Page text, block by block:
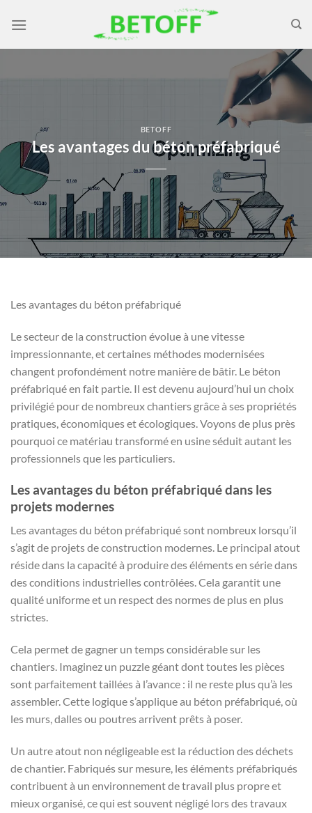
BETOFF
Les avantages du béton préfabriqué
Les avantages du béton préfabriqué
Le secteur de la construction évolue à une vitesse
impressionnante, et certaines méthodes modernisées
changent profondément notre manière de bâtir. Le béton
préfabriqué en fait partie. Il est devenu aujourd’hui un choix
privilégié pour de nombreux chantiers grâce à ses propriétés
pratiques, économiques et écologiques. Voyons de plus près
pourquoi ce matériau transformé en usine séduit autant les
professionnels que les particuliers.
Les avantages du béton préfabriqué dans les
projets modernes
Les avantages du béton préfabriqué sont nombreux lorsqu’il
s’agit de projets de construction modernes. Le principal atout
réside dans la capacité à produire des éléments en série dans
des conditions industrielles contrôlées. Cela garantit une
qualité uniforme et un respect des normes de plus en plus
strictes.
Cela permet de gagner un temps considérable sur les
chantiers. Imaginez un puzzle géant dont toutes les pièces
sont parfaitement taillées à l’avance : il ne reste plus qu’à les
assembler. Cette logique s’applique au béton préfabriqué, où
les murs, dalles ou poutres arrivent prêts à poser.
Un autre atout non négligeable est la réduction des déchets
de chantier. Fabriqués sur mesure, les éléments préfabriqués
contribuent à un environnement de travail plus propre et
mieux organisé, ce qui est souvent négligé lors des travaux